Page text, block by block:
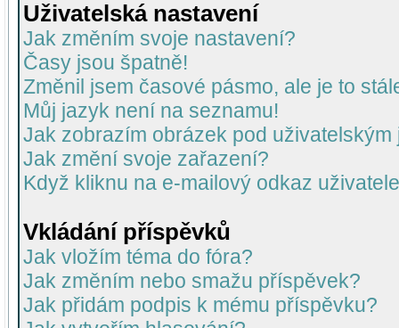
Uživatelská nastavení
Jak změním svoje nastavení?
Časy jsou špatně!
Změnil jsem časové pásmo, ale je to
Můj jazyk není na seznamu!
Jak zobrazím obrázek pod uživatelským
Jak změní svoje zařazení?
Když kliknu na e-mailový odkaz
Vkládání příspěvků
Jak vložím téma do fóra?
Jak změním nebo smažu příspěvek?
Jak přidám podpis k mému příspěvku?